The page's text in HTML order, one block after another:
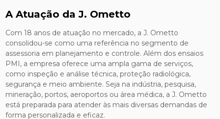
A Atuação da J. Ometto
Com 18 anos de atuação no mercado, a J. Ometto
consolidou-se como uma referência no segmento de
assessoria em planejamento e controle. Além dos ensaios
PMI, a empresa oferece uma ampla gama de serviços,
como inspeção e análise técnica, proteção radiológica,
segurança e meio ambiente. Seja na indústria, pesquisa,
mineração, portos, aeroportos ou área médica, a J. Ometto
está preparada para atender às mais diversas demandas de
forma personalizada e eficaz.